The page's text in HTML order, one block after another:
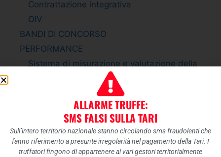
Contrattazione integrativa
OIV
BANDI DI CONCORSO
PERFORMANCE
Sistema di misurazione e valutazione della
Piano della Performance
Relazione sulla Performance
Ammontare complessivo dei premi
Dati relativi ai premi
ENTI CONTROLLATI
ALLARME TRUFFE:
SMS FALSI SULLA TARI
Sull’intero territorio nazionale stanno circolando sms fraudolenti che
fanno riferimento a presunte irregolarità nel pagamento della Tari. I
truffatori fingono di appartenere ai vari gestori territorialmente